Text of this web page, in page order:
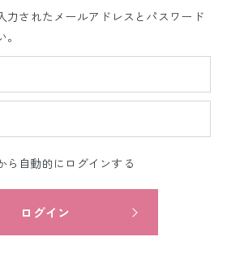
力されたメールアドレスとパスワード
ら自動的にログインする
ログイン